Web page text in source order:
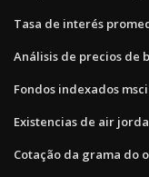
Tasa de interés
Análisis de precios de
Fondos indexados
Existencias de air
Cotação da grama do